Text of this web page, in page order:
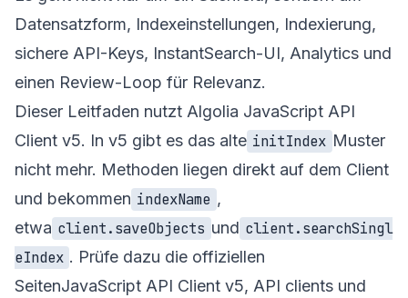
Datensatzform, Indexeinstellungen, Indexierung,
sichere API-Keys, InstantSearch-UI, Analytics und
einen Review-Loop für Relevanz.
Dieser Leitfaden nutzt Algolia JavaScript API
Client v5. In v5 gibt es das alte initIndex Muster
nicht mehr. Methoden liegen direkt auf dem Client
und bekommen indexName ,
etwa client.saveObjects und client.searchSingl
eIndex . Prüfe dazu die offiziellen
SeitenJavaScript API Client v5, API clients und